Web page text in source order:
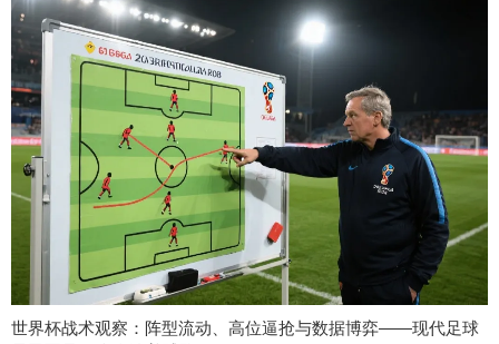
世界杯战术观察：阵型流动、高位逼抢与数据博弈——现代足球